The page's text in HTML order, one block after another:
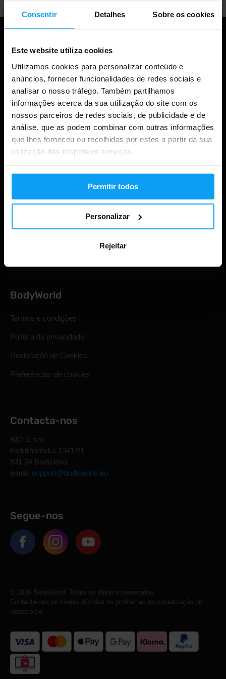
Consentir Detalhes Sobre os cookies
Este website utiliza cookies
Utilizamos cookies para personalizar conteúdo e
anúncios, fornecer funcionalidades de redes sociais e
analisar o nosso tráfego. Também partilhamos
informações acerca da sua utilização do site com os
nossos parceiros de redes sociais, de publicidade e de
análise, que as podem combinar com outras informações
que lhes forneceu ou recolhidas por estes a partir da sua
utilização dos respetivos serviços.
Permitir todos
Personalizar
Rejeitar
Compras
Acompanha a tua encomenda
Iniciar sessão na conta
Direito legal de retirada
BodyWorld
Termos e condições
Política de privacidade
Declaração de Cookies
Preferências de cookies
Contacta-nos
BIO 5, sro
Elektrárenská 13412/1
831 04 Bratislava
email: support@bodyworld.eu
Segue-nos
© 2026 BodyWorld. Todos os direitos reservados.
Contacta-nos se tiveres dúvidas ou problemas na visualização do
nosso sítio